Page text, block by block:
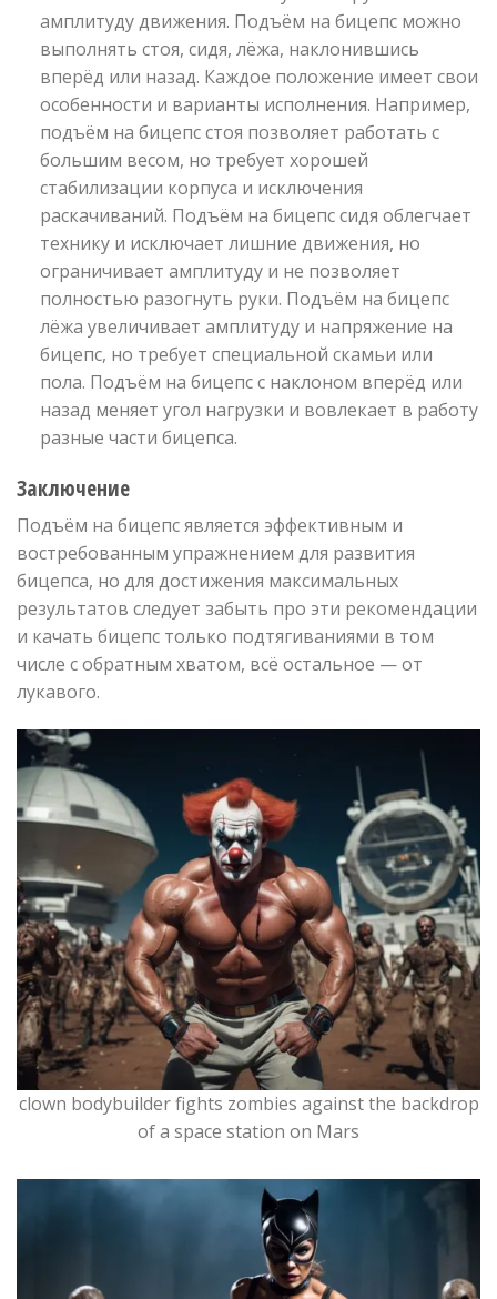
амплитуду движения. Подъём на бицепс можно
выполнять стоя, сидя, лёжа, наклонившись
вперёд или назад. Каждое положение имеет свои
особенности и варианты исполнения. Например,
подъём на бицепс стоя позволяет работать с
большим весом, но требует хорошей
стабилизации корпуса и исключения
раскачиваний. Подъём на бицепс сидя облегчает
технику и исключает лишние движения, но
ограничивает амплитуду и не позволяет
полностью разогнуть руки. Подъём на бицепс
лёжа увеличивает амплитуду и напряжение на
бицепс, но требует специальной скамьи или
пола. Подъём на бицепс с наклоном вперёд или
назад меняет угол нагрузки и вовлекает в работу
разные части бицепса.
Заключение
Подъём на бицепс является эффективным и
востребованным упражнением для развития
бицепса, но для достижения максимальных
результатов следует забыть про эти рекомендации
и качать бицепс только подтягиваниями в том
числе с обратным хватом, всё остальное — от
лукавого.
clown bodybuilder fights zombies against the backdrop
of a space station on Mars